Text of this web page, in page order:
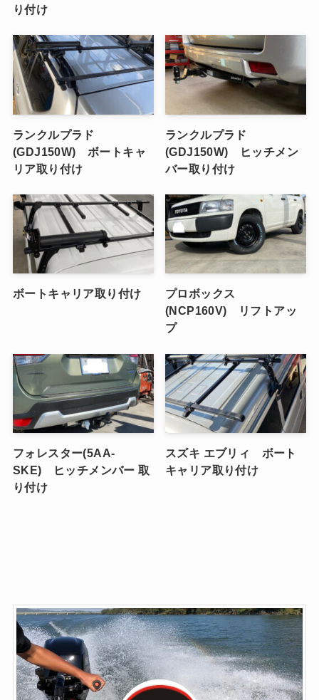
り付け
ランクルプラド
(GDJ150W) ボートキャ
リア取り付け
ランクルプラド
(GDJ150W) ヒッチメン
バー取り付け
ボートキャリア取り付け
プロボックス
(NCP160V) リフトアッ
プ
フォレスター(5AA-
SKE) ヒッチメンバー 取
り付け
スズキ エブリィ ボート
キャリア取り付け